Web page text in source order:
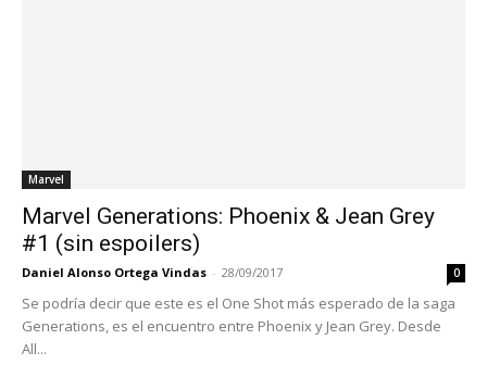
Marvel
Marvel Generations: Phoenix & Jean Grey
#1 (sin espoilers)
Daniel Alonso Ortega Vindas - 28/09/2017 0
Se podría decir que este es el One Shot más esperado de la saga
Generations, es el encuentro entre Phoenix y Jean Grey. Desde
All...